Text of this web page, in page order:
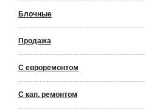
Блочные
Продажа
С евроремонтом
С кап. ремонтом